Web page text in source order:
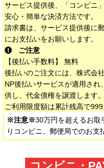
サービス提供後、「コンビニ
安心・簡単な決済方法です。
請求書は、サービス提供後に
にお支払いをお願いします。
ご注意
【後払い手数料】 無料
後払いのご注文には、株式会
NP後払いサービスが適用さ
供し、代金債権を譲渡します。
ご利用限度額は累計残高で
※注意※30万円を超えるお取
りコンビニ、郵便局でのお支